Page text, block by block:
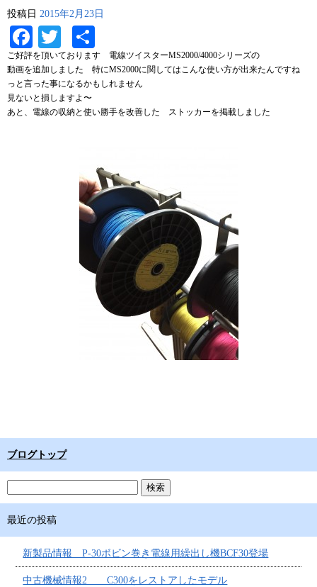
投稿日 2015年2月23日
Facebook
Twitter
有
ご好評を頂いております 電線ツイスターMS2000/4000シリーズの
動画を追加しました 特にMS2000に関してはこんな使い方が出来たんですね
っと言った事になるかもしれません
見ないと損しますよ〜
あと、電線の収納と使い勝手を改善した ストッカーを掲載しました
ブログトップ
最近の投稿
新製品情報 P-30ボビン巻き電線用繰出し機BCF30登場
中古機械情報2 C300をレストアしたモデル